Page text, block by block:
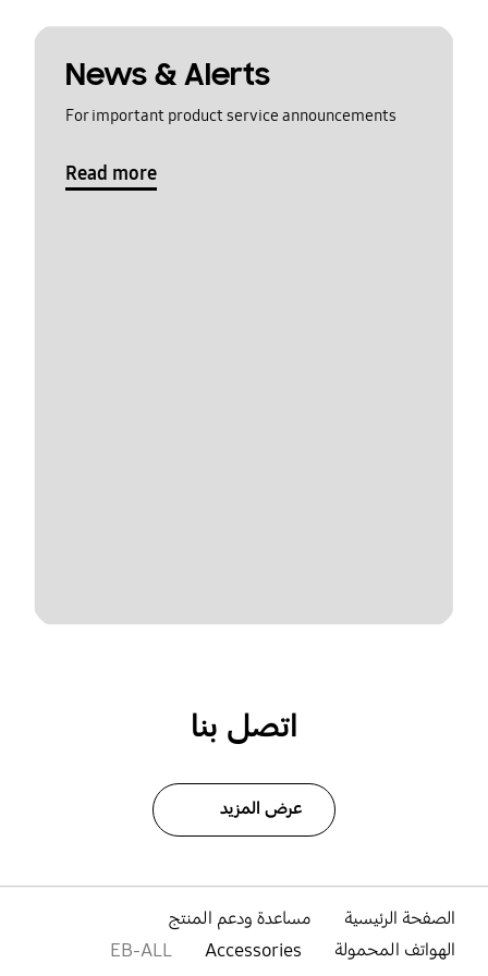
News & Alerts
For important product service announcements
Read more
اتصل بنا
عرض المزيد
الصفحة الرئيسية
مساعدة ودعم المنتج
الهواتف المحمولة
Accessories
EB-ALL